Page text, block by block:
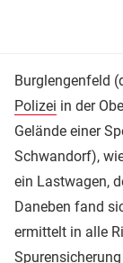
Burglengenfeld
Polizei in der
Gelände einer
Schwandorf),
ein Lastwagen,
Daneben fand
ermittelt in alle